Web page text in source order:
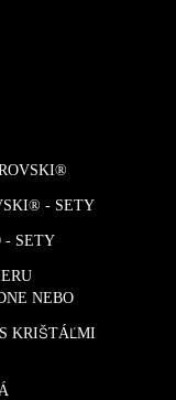
- SETY
- SETY
NEBO
KRIŠTÁĽMI